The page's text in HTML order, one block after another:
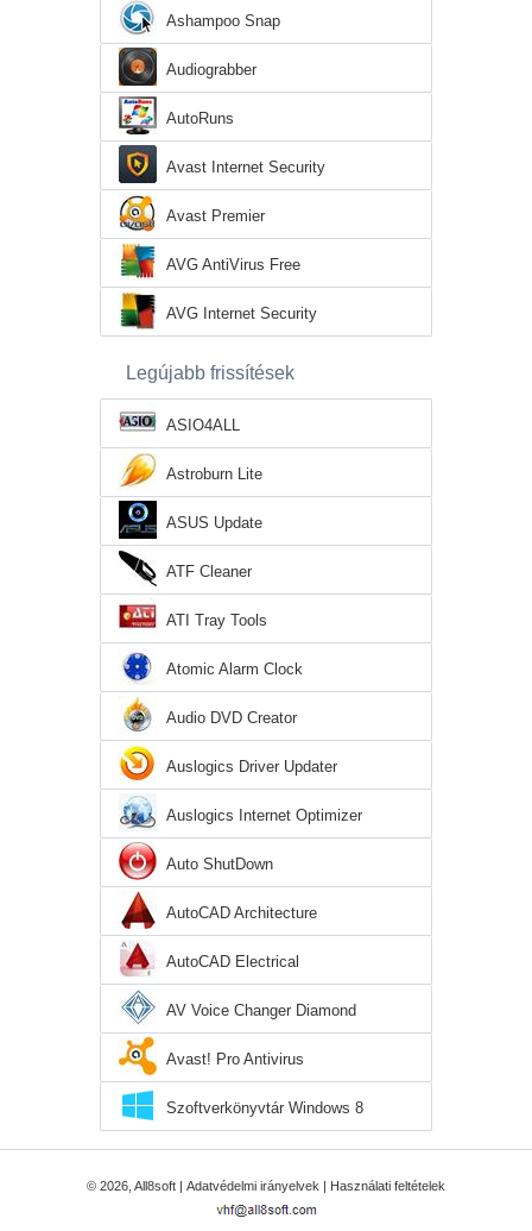
Ashampoo Snap
Audiograbber
AutoRuns
Avast Internet Security
Avast Premier
AVG AntiVirus Free
AVG Internet Security
Legújabb frissítések
ASIO4ALL
Astroburn Lite
ASUS Update
ATF Cleaner
ATI Tray Tools
Atomic Alarm Clock
Audio DVD Creator
Auslogics Driver Updater
Auslogics Internet Optimizer
Auto ShutDown
AutoCAD Architecture
AutoCAD Electrical
AV Voice Changer Diamond
Avast! Pro Antivirus
Szoftverkönyvtár Windows 8
© 2026, All8soft | Adatvédelmi irányelvek Használati feltételek